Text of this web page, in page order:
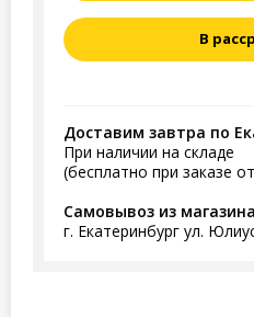
В
Доставим завтра по
При наличии на складе
(бесплатно при заказе
Самовывоз из
г. Екатеринбург ул.